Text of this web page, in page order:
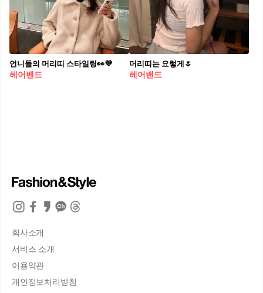
언니들의 머리띠 스타일링👀💜
헤어밴드
머리띠는 요렇게🌷
헤어밴드
회사소개
서비스 소개
이용약관
개인정보처리방침